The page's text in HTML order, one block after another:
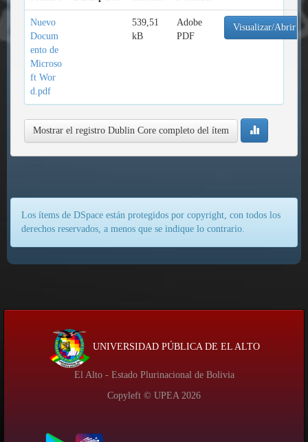
Nuevo
Docum
ento de
Microso
ft Wor
d.pdf
539,51
kB
Adobe
PDF
Visualizar/Abrir
Mostrar el registro Dublin Core completo del ítem
Los ítems de DSpace están protegidos por copyright, con todos los
derechos reservados, a menos que se indique lo contrario.
UNIVERSIDAD PÚBLICA DE EL ALTO
El Alto - Estado Plurinacional de Bolivia
Copyleft © UPEA 2026